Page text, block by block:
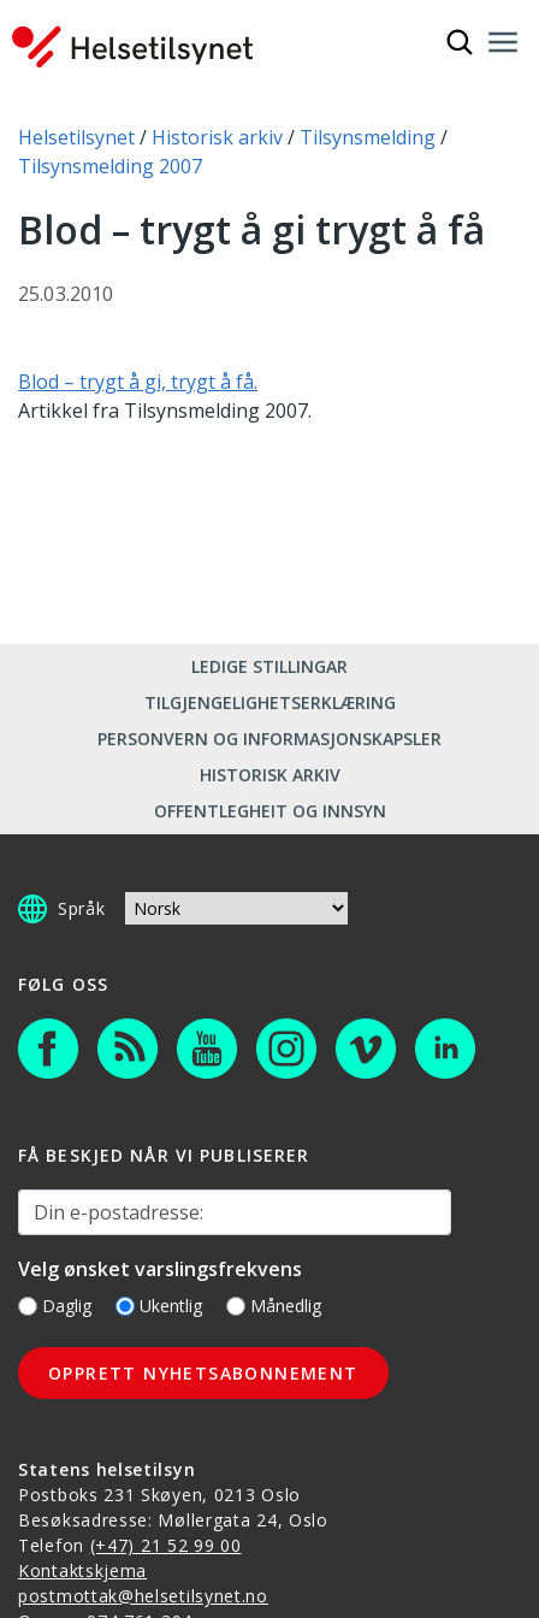
Du er her:
Helsetilsynet Historisk arkiv
Tilsynsmelding
Tilsynsmelding 2007
Blod – trygt å gi trygt å få
25.03.2010
Blod – trygt å gi, trygt å få.
Artikkel fra Tilsynsmelding 2007.
LEDIGE STILLINGAR
TILGJENGELIGHETSERKLÆRING
PERSONVERN OG INFORMASJONSKAPSLER
HISTORISK ARKIV
OFFENTLEGHEIT OG INNSYN
Språk
Statens helsetilsyn
Postboks 231 Skøyen, 0213 Oslo
Besøksadresse: Møllergata 24, Oslo
Telefon (+47) 21 52 99 00
Kontaktskjema
postmottak@helsetilsynet.no
FØLG OSS
FÅ BESKJED NÅR VI PUBLISERER
Din e-postadresse:
Velg ønsket varslingsfrekvens
Daglig Ukentlig Månedlig